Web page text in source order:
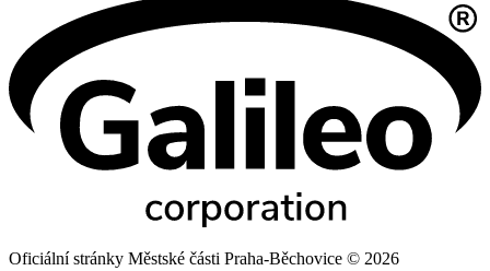
Oficiální stránky Městské části Praha-Běchovice © 2026